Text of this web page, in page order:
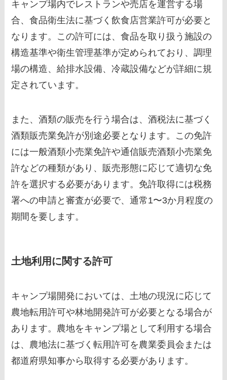
キャンプ場内でレストランや売店を運営する場
合、食品衛生法に基づく飲食店営業許可が必要と
なります。この許可には、食品を取り扱う施設の
構造基準や衛生管理基準が定められており、調理
場の構造、給排水設備、冷蔵設備などが詳細に規
定されています。
また、酒類の販売を行う場合は、酒税法に基づく
酒類販売業免許が別途必要となります。この免許
には一般酒類小売業免許や通信販売酒類小売業免
許などの種類があり、販売形態に応じて適切な免
許を選択する必要があります。免許取得には税務
署への申請と審査が必要で、通常1〜3か月程度の
期間を要します。
土地利用に関する許可
キャンプ場開発においては、土地の現況に応じて
農地転用許可や林地開発許可が必要となる場合が
あります。農地をキャンプ場として利用する場合
は、農地法に基づく転用許可を農業委員会または
都道府県知事から取得する必要があります。